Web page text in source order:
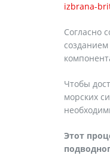
izbrana-
Согласно
Чтобы
морских
Этот